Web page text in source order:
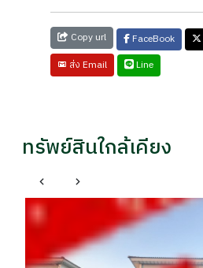
Copy url FaceBook
ส่ง Email
Line
ทรัพย์สินใกล้เคียง